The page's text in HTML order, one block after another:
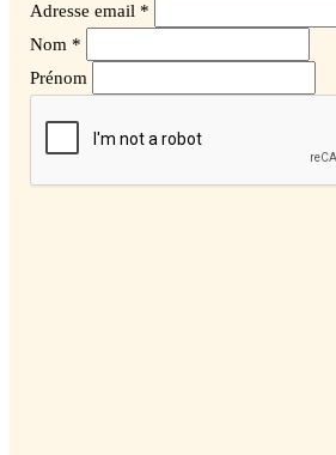
Adresse email *
Nom *
Prénom